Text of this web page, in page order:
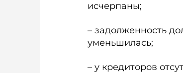
исчерпаны;
– задолженность
уменьшилась;
– у кредиторов